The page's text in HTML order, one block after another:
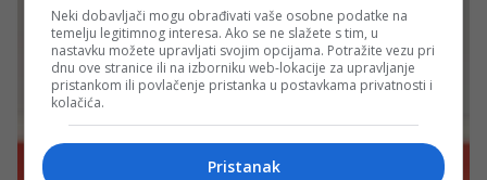
Neki dobavljači mogu obrađivati vaše osobne podatke na
temelju legitimnog interesa. Ako se ne slažete s tim, u
nastavku možete upravljati svojim opcijama. Potražite vezu pri
dnu ove stranice ili na izborniku web-lokacije za upravljanje
pristankom ili povlačenje pristanka u postavkama privatnosti i
kolačića.
Pristanak